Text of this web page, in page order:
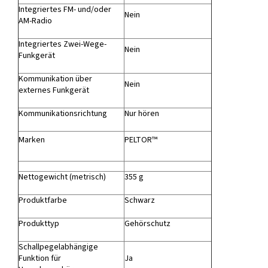
Integriertes FM- und/oder
AM-Radio
Nein
Integriertes Zwei-Wege-
Funkgerät
Nein
Kommunikation über
externes Funkgerät
Nein
Kommunikationsrichtung Nur hören
Marken PELTOR™
Nettogewicht (metrisch)
355 g
Produktfarbe
Schwarz
Produkttyp
Gehörschutz
Schallpegelabhängige
Funktion für
Ja